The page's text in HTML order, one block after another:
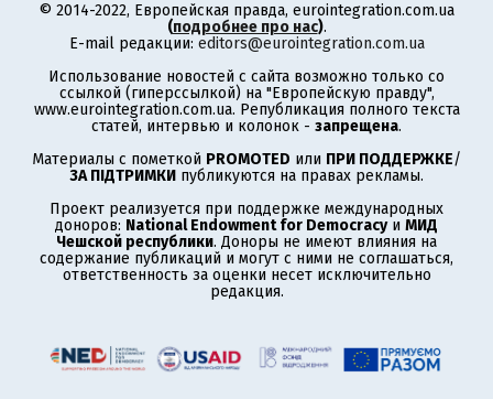
© 2014-2022, Европейская правда, eurointegration.com.ua
(подробнее про нас).
E-mail редакции: editors@eurointegration.com.ua
Использование новостей с сайта возможно только со
ссылкой (гиперссылкой) на "Европейскую правду",
www.eurointegration.com.ua. Републикация полного текста
статей, интервью и колонок - запрещена.
Материалы с пометкой PROMOTED или ПРИ ПОДДЕРЖКЕ/
ЗА ПІДТРИМКИ публикуются на правах рекламы.
Проект реализуется при поддержке международных
доноров: National Endowment for Democracyи МИД
Чешской республики. Доноры не имеют влияния на
содержание публикаций и могут с ними не соглашаться,
ответственность за оценки несет исключительно
редакция.